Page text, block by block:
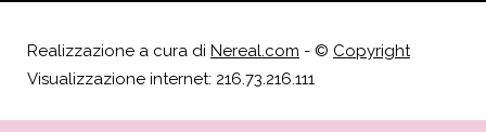
Realizzazione a cura di Nereal.com - © Copyright
Visualizzazione internet: 216.73.216.111